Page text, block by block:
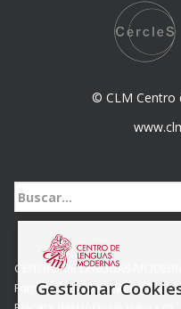
© CLM Centro
Buscar:
CENTRO DE LENGUAS
Formación y Gestión de
Gestionar